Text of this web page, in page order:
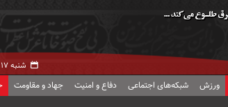
شنبه ۱۷ مرداد ۱۴۰۵ -
ورزش شبکه‌های اجتماعی دفاع و امنیت جهاد و مقاومت